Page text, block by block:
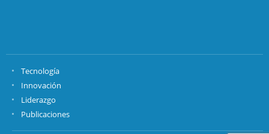
Tecnología
Innovación
Liderazgo
Publicaciones